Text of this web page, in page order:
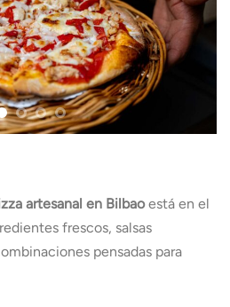
artesanal en Bilbaoestá en el
frescos, salsas
pensadas para